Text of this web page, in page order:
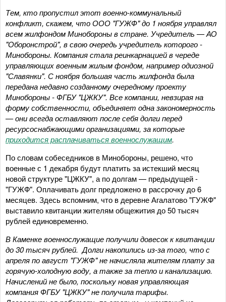
Тем, кто пропустил этот военно-коммунальный
конфликт, скажем, что ООО "ГУЖФ" до 1 ноября управлял
всем жилфондом Минобороны в стране. Учредитель — АО
"Оборонстрой", в свою очередь учредитель которого -
Минобороны. Компания стала реинкарнацией в череде
управляющих военным жилым фондом, например одиозной
"Славянки". С ноября большая часть жилфонда была
передана недавно созданному очередному проекту
Минобороны - ФГБУ "ЦЖКУ". Все компании, невзирая на
форму собственности, объединяет одна закономерность
— они всегда оставляют после себя долги перед
ресурсоснабжающими организациями, за которые
приходится расплачиваться военнослужащим.
По словам собеседников в Минобороны, решено, что
военные с 1 декабря будут платить за истекший месяц
новой структуре "ЦЖКУ", а по долгам — предыдущей -
"ГУЖФ". Оплачивать долг предложено в рассрочку до 6
месяцев. Здесь вспомним, что в деревне Агалатово "ГУЖФ"
выставило квитанции жителям общежития до 50 тысяч
рублей единовременно.
В Каменке военнослужащие получили довесок к квитанции
до 30 тысяч рублей. Долги накопились из-за того, что с
апреля по август "ГУЖФ" не начисляла жителям плату за
горячую-холодную воду, а также за тепло и канализацию.
Начислений не было, поскольку новая управляющая
компания ФГБУ "ЦЖКУ" не получила тарифы.